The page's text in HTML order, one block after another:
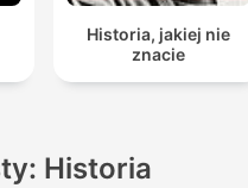
Historia, jakiej nie
znacie
Historia